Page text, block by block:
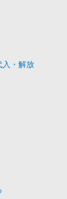
入・解放